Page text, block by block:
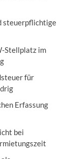
steuerpflichtige
Stellplatz im
für
Erfassung
bei